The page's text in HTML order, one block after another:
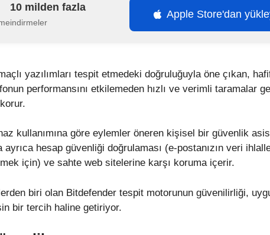
10 milden fazla
indirmeler
Apple Store'dan
yazılımları tespit etmedeki doğruluğuyla öne çıkan,
performansını etkilemeden hızlı ve verimli taramalar
kullanımına göre eylemler öneren kişisel bir güvenlik
hesap güvenliği doğrulaması (e-postanızın veri
için) ve sahte web sitelerine karşı koruma içerir.
biri olan Bitdefender tespit motorunun güvenilirliği,
bir tercih haline getiriyor.